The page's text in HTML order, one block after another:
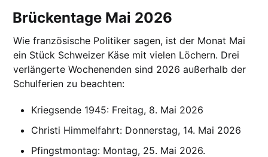
Brückentage Mai 2026
Wie französische Politiker sagen, ist der Monat Mai
ein Stück Schweizer Käse mit vielen Löchern. Drei
verlängerte Wochenenden sind 2026 außerhalb der
Schulferien zu beachten:
Kriegsende 1945: Freitag, 8. Mai 2026
Christi Himmelfahrt: Donnerstag, 14. Mai 2026
Pfingstmontag: Montag, 25. Mai 2026.